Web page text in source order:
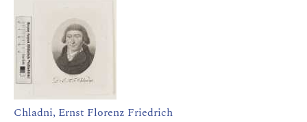
Chladni, Ernst Florenz Friedrich